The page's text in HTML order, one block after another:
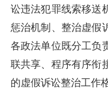
讼违法犯罪线索移送
惩治机制、整治虚假
各政法单位既分工负
联共享、程序有序衔
的虚假诉讼整治工作